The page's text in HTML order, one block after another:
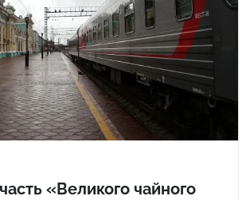
«Великого чайного